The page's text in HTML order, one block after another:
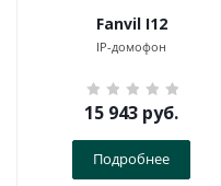
Fanvil I12
IP-домофон
15 943 руб.
Подробнее